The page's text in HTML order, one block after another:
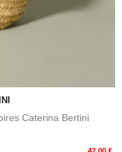
Caterina Bertini